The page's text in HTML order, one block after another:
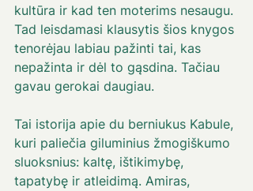
kultūra ir kad ten moterims nesaugu.
Tad leisdamasi klausytis šios knygos
tenorėjau labiau pažinti tai, kas
nepažinta ir dėl to gąsdina. Tačiau
gavau gerokai daugiau.
Tai istorija apie du berniukus Kabule,
kuri paliečia giluminius žmogiškumo
sluoksnius: kaltę, ištikimybę,
tapatybę ir atleidimą. Amiras,